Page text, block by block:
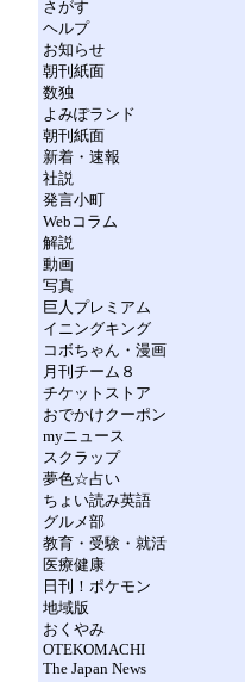
さがす
ヘルプ
お知らせ
朝刊紙面
数独
よみぽランド
朝刊紙面
新着・速報
社説
発言小町
Webコラム
解説
動画
写真
巨人プレミアム
イニングキング
コボちゃん・漫画
月刊チーム８
チケットストア
おでかけクーポン
myニュース
スクラップ
夢色☆占い
ちょい読み英語
グルメ部
教育・受験・就活
医療健康
日刊！ポケモン
地域版
おくやみ
OTEKOMACHI
The Japan News